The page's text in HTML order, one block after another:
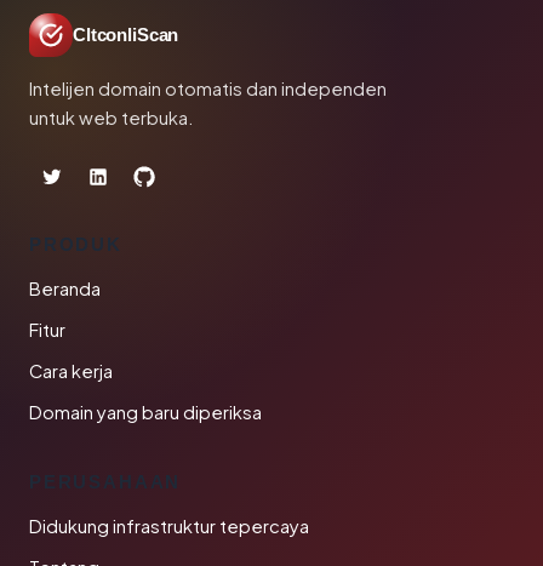
CltconliScan
Intelijen domain otomatis dan independen
untuk web terbuka.
PRODUK
Beranda
Fitur
Cara kerja
Domain yang baru diperiksa
PERUSAHAAN
Didukung infrastruktur tepercaya